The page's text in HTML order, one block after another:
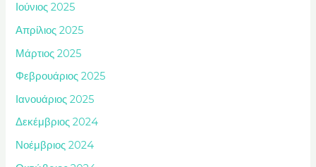
Ιούνιος 2025
Απρίλιος 2025
Μάρτιος 2025
Φεβρουάριος 2025
Ιανουάριος 2025
Δεκέμβριος 2024
Νοέμβριος 2024